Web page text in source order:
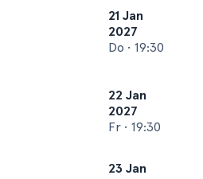
21 Jan
2027
Do • 19:30
22 Jan
2027
Fr • 19:30
23 Jan